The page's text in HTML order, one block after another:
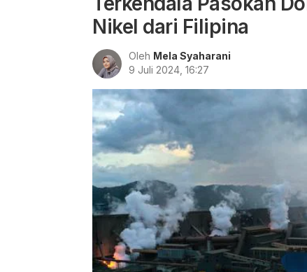
Nikel dari Filipina
Oleh Mela Syaharani
9 Juli 2024, 16:27